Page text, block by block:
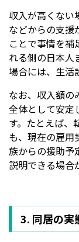
収入が高くない
などからの支援
ことで事情を補
れる側の日本人
場合には、生活
なお、収入額の
全体として安定
す。たとえば、
も、現在の雇用
族からの援助予
説明できる場合
3. 同居の実